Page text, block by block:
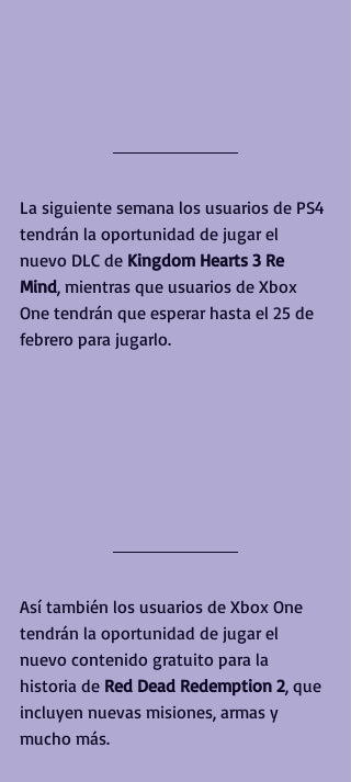
La siguiente semana los usuarios de PS4
tendrán la oportunidad de jugar el
nuevo DLC de Kingdom Hearts 3 Re
Mind, mientras que usuarios de Xbox
One tendrán que esperar hasta el 25 de
febrero para jugarlo.
Así también los usuarios de Xbox One
tendrán la oportunidad de jugar el
nuevo contenido gratuito para la
historia de Red Dead Redemption 2, que
incluyen nuevas misiones, armas y
mucho más.